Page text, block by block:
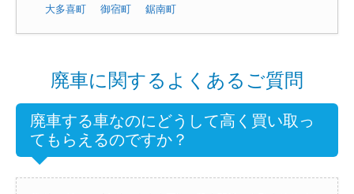
大多喜町
御宿町 鋸南町
廃車に関するよくあるご質問
廃車する車なのにどうして高く買い取っ
てもらえるのですか？